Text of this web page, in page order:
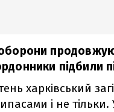
підбили
харківський
і не тільки.